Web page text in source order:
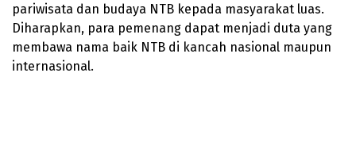
pariwisata dan budaya NTB kepada masyarakat luas.
Diharapkan, para pemenang dapat menjadi duta yang
membawa nama baik NTB di kancah nasional maupun
internasional.